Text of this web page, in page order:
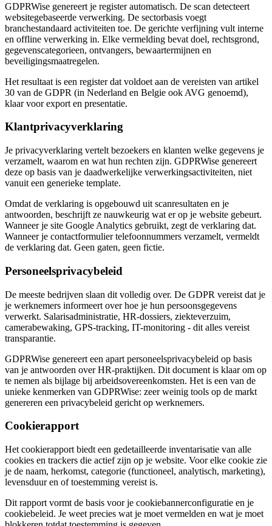
GDPRWise genereert je register automatisch. De scan detecteert
websitegebaseerde verwerking. De sectorbasis voegt
branchestandaard activiteiten toe. De gerichte verfijning vult interne
en offline verwerking in. Elke vermelding bevat doel, rechtsgrond,
gegevenscategorieen, ontvangers, bewaartermijnen en
beveiligingsmaatregelen.
Het resultaat is een register dat voldoet aan de vereisten van artikel
30 van de GDPR (in Nederland en Belgie ook AVG genoemd),
klaar voor export en presentatie.
Klantprivacyverklaring
Je privacyverklaring vertelt bezoekers en klanten welke gegevens je
verzamelt, waarom en wat hun rechten zijn. GDPRWise genereert
deze op basis van je daadwerkelijke verwerkingsactiviteiten, niet
vanuit een generieke template.
Omdat de verklaring is opgebouwd uit scanresultaten en je
antwoorden, beschrijft ze nauwkeurig wat er op je website gebeurt.
Wanneer je site Google Analytics gebruikt, zegt de verklaring dat.
Wanneer je contactformulier telefoonnummers verzamelt, vermeldt
de verklaring dat. Geen gaten, geen fictie.
Personeelsprivacybeleid
De meeste bedrijven slaan dit volledig over. De GDPR vereist dat je
je werknemers informeert over hoe je hun persoonsgegevens
verwerkt. Salarisadministratie, HR-dossiers, ziekteverzuim,
camerabewaking, GPS-tracking, IT-monitoring - dit alles vereist
transparantie.
GDPRWise genereert een apart personeelsprivacybeleid op basis
van je antwoorden over HR-praktijken. Dit document is klaar om op
te nemen als bijlage bij arbeidsovereenkomsten. Het is een van de
unieke kenmerken van GDPRWise: zeer weinig tools op de markt
genereren een privacybeleid gericht op werknemers.
Cookierapport
Het cookierapport biedt een gedetailleerde inventarisatie van alle
cookies en trackers die actief zijn op je website. Voor elke cookie zie
je de naam, herkomst, categorie (functioneel, analytisch, marketing),
levensduur en of toestemming vereist is.
Dit rapport vormt de basis voor je cookiebannerconfiguratie en je
cookiebeleid. Je weet precies wat je moet vermelden en wat je moet